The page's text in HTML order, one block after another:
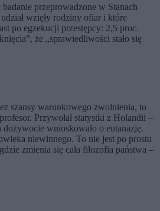
przeprowadzone w Stanach
wzięły rodziny ofiar i które
po egzekucji przestępcy: 2,5 proc.
że „sprawiedliwości stało się
szansy warunkowego zwolnienia, to
Przywołał statystki z Holandii –
wnioskowało o eutanazję.
niewinnego. To nie jest po prostu
zmienia się cała filozofia państwa –